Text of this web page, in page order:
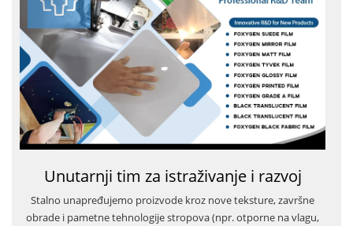
Unutarnji tim za istraživanje i razvoj
Stalno unapređujemo proizvode kroz nove teksture, završne
obrade i pametne tehnologije stropova (npr. otporne na vlagu,